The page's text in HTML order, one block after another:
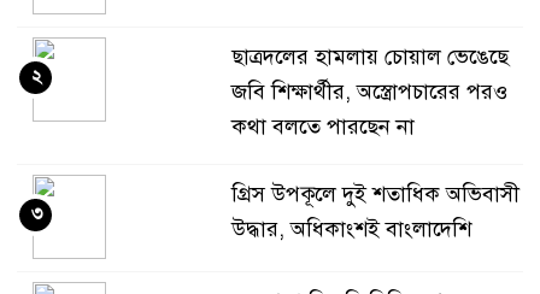
ছাত্রদলের হামলায় চোয়াল ভেঙেছে
জবি শিক্ষার্থীর, অস্ত্রোপচারের পরও
কথা বলতে পারছেন না
২
গ্রিস উপকূলে দুই শতাধিক অভিবাসী
উদ্ধার, অধিকাংশই বাংলাদেশি
৩